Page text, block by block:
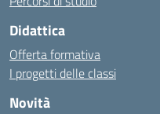
Didattica
Offerta formativa
I progetti delle classi
Novità